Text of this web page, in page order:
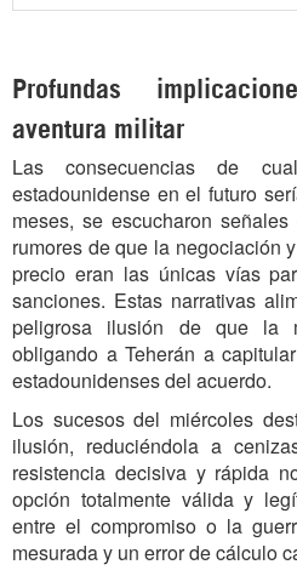
Profundas
aventura militar
Las consecuencias de
estadounidense en el futuro
meses, se escucharon
rumores de que la negociación
precio eran las únicas vías
sanciones. Estas narrativas
peligrosa ilusión de que la
obligando a Teherán a
estadounidenses del acuerdo.
Los sucesos del miércoles
ilusión, reduciéndola a
resistencia decisiva y rápida
opción totalmente válida y
entre el compromiso o la
mesurada y un error de cálculo